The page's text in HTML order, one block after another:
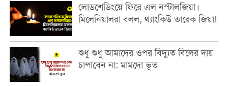
লোডশেডিংয়ে ফিরে এল নস্টালজিয়া।
মিলেনিয়ালরা বলল, থ্যাংকিউ তারেক জিয়া!
শুধু শুধু আমাদের ওপর বিদ্যুত বিলের দায়
চাপাবেন না: মামদো ভূত